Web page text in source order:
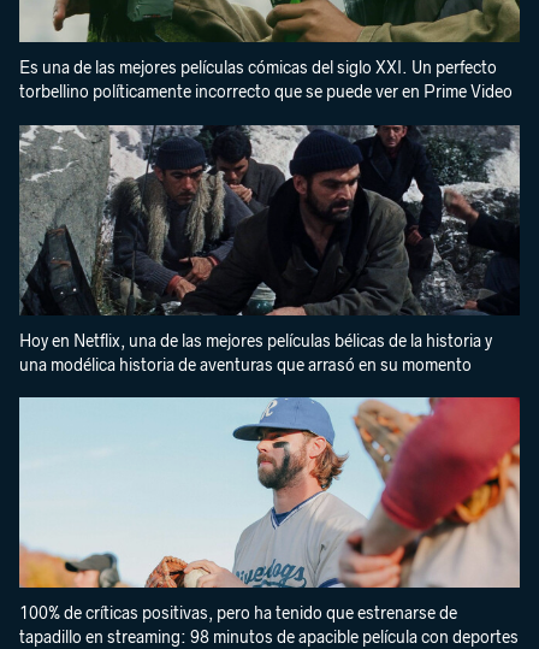
Es una de las mejores películas cómicas del siglo XXI. Un perfecto
torbellino políticamente incorrecto que se puede ver en Prime Video
Hoy en Netflix, una de las mejores películas bélicas de la historia y
una modélica historia de aventuras que arrasó en su momento
100% de críticas positivas, pero ha tenido que estrenarse de
tapadillo en streaming: 98 minutos de apacible película con deportes